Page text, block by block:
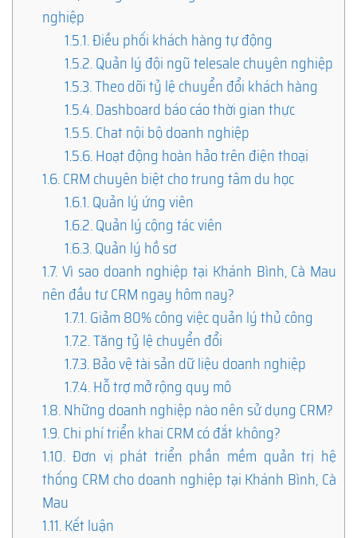
nghiệp
1.5.1.Điều phối khách hàng tự động
1.5.2.Quản lý đội ngũ telesale chuyên nghiệp
1.5.3.Theo dõi tỷ lệ chuyển đổi khách hàng
1.5.4.Dashboard báo cáo thời gian thực
1.5.5.Chat nội bộ doanh nghiệp
1.5.6.Hoạt động hoàn hảo trên điện thoại
1.6.CRM chuyên biệt cho trung tâm du học
1.6.1.Quản lý ứng viên
1.6.2.Quản lý cộng tác viên
1.6.3.Quản lý hồ sơ
1.7. Vì sao doanh nghiệp tại Khánh Bình, Cà Mau
nên đầu tư CRM ngay hôm nay?
1.7.1.Giảm 80% công việc quản lý thủ công
1.7.2.Tăng tỷ lệ chuyển đổi
1.7.3.Bảo vệ tài sản dữ liệu doanh nghiệp
1.7.4.Hỗ trợ mở rộng quy mô
1.8.Những doanh nghiệp nào nên sử dụng CRM?
1.9.Chi phí triển khai CRM có đắt không?
1.10. Đơn vị phát triển phần mềm quản trị hệ
thống CRM cho doanh nghiệp tại Khánh Bình, Cà
Mau
1.11.Kết luận